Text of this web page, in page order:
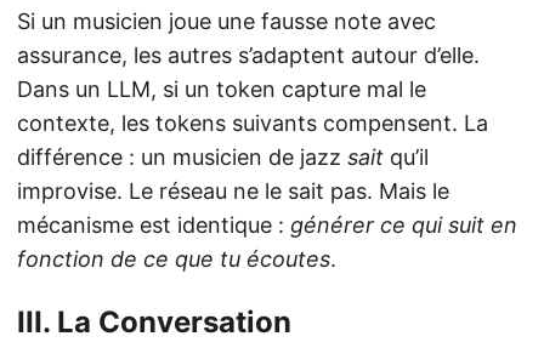
Si un musicien joue une fausse note avec
assurance, les autres s’adaptent autour d’elle.
Dans un LLM, si un token capture mal le
contexte, les tokens suivants compensent. La
différence : un musicien de jazz sait qu’il
improvise. Le réseau ne le sait pas. Mais le
mécanisme est identique : générer ce qui suit en
fonction de ce que tu écoutes.
III. La Conversation